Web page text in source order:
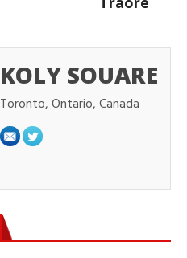
KOLY SOUARE
Toronto, Ontario, Canada